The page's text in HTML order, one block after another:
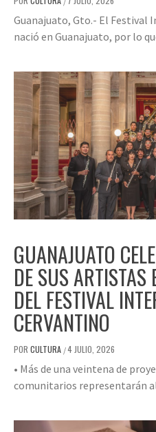
Guanajuato, Gto.- El Festival
nació en Guanajuato, por lo
GUANAJUATO
DE SUS
DEL FESTIVAL
CERVANTINO
POR CULTURA /4 JULIO, 2026
• Más de una veintena de
comunitarios representarán